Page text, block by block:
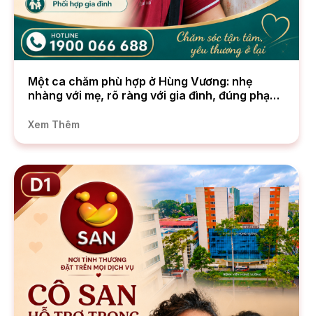
Một ca chăm phù hợp ở Hùng Vương: nhẹ
nhàng với mẹ, rõ ràng với gia đình, đúng phạm
Xem Thêm